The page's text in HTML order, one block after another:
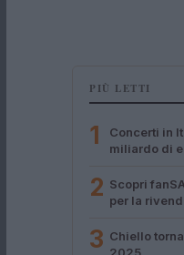
PIÙ LETTI
1
Concerti in
miliardo di
2 Scopri
per la
3 Chiello